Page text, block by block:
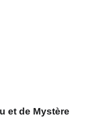
et de Mystère